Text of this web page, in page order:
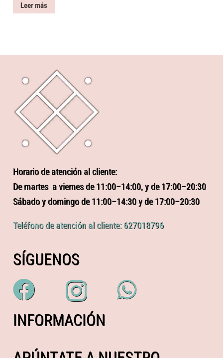
Leer más
Horario de atención al cliente:
De martes a viernes de 11:00–14:00, y de 17:00–20:30
Sábado y domingo de 11:00–14:30 y de 17:00–20:30
Teléfono de atención al cliente: 627018796
SÍGUENOS
INFORMACIÓN